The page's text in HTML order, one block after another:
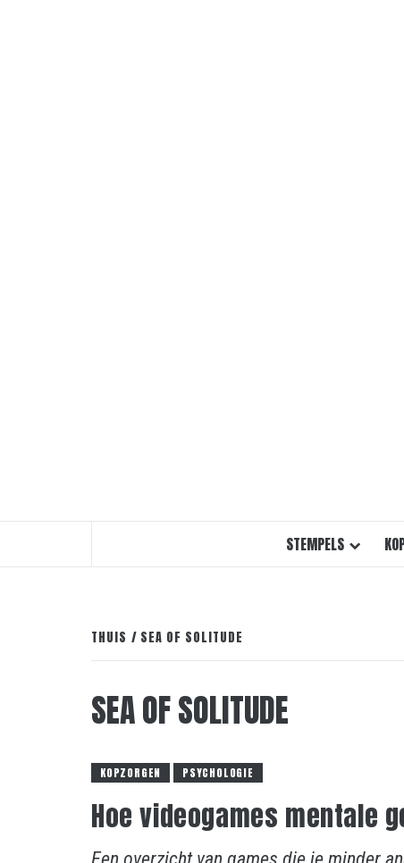
STEMPELS
THUIS SEA OF SOLITUDE
SEA OF SOLITUDE
KOPZORGEN PSYCHOLOGIE
Hoe videogames mentale